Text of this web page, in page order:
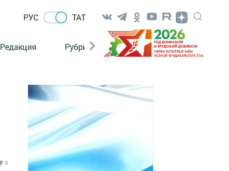
РУС ТАТ
Редакция Рубрикалар
0